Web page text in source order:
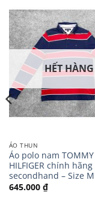
HẾT HÀNG
ÁO THUN
Áo polo nam TOMMY
HILFIGER chính hãng
secondhand – Size M
645.000 ₫